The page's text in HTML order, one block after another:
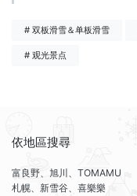
# 双板滑雪＆单板滑雪
# 观光景点
依地區搜尋
富良野、旭川、TOMAMU
札幌、新雪谷、喜樂樂